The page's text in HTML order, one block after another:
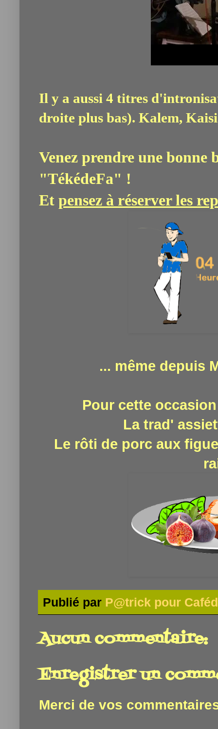
Il y a aussi 4 titres
droite plus bas). Kalem,
Venez prendre une bonne
"TékédeFa" !
Et pensez à réserver les
... même depuis
Pour cette
La trad'
Le rôti de porc aux
Publié par P@trick pour
Aucun commentaire:
Enregistrer un
Merci de vos